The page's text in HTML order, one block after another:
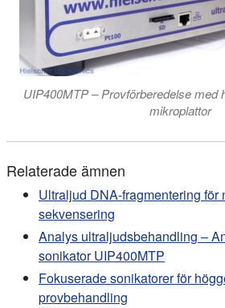
UIP400MTP – Provförberedelse med
mikroplattor
Relaterade ämnen
Ultraljud DNA-fragmentering för
sekvensering
Analys ultraljudsbehandling –
sonikator UIP400MTP
Fokuserade sonikatorer för
provbehandling